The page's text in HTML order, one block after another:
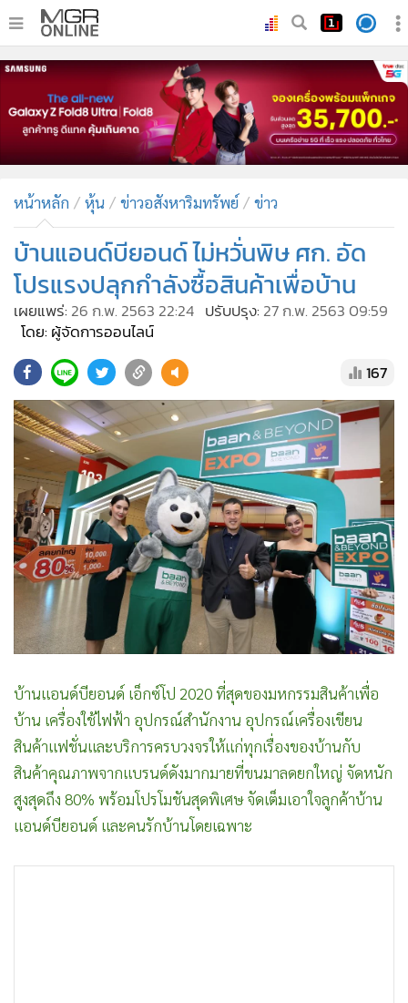
• หน้าหลัก
ทันเหตุการณ์
ภาคใต้
• ภูมิภาค
• บันเทิง
ผู้จัดการรายวัน
• คอลัมนิสต์
• ละคร
CbizReview
• ผู้จัดกวน
• Good health & Well-being
• Green Innovation & SD
• Management & HR
• MGR Live
• Infographic
• การเมือง
• ท่องเที่ยว
กีฬา
• ต่างประเทศ
• เศรษฐกิจ-ธุรกิจ
• จีน
• ชุมชน-คุณภาพชีวิต
• อาชญากรรม
• Motoring
• เกม
หน้าหลัก หุ้น ข่าวอสังหาริมทรัพย์ ข่าว
บ้านแอนด์บียอนด์ ไม่หวั่นพิษ ศก. อัด
โปรแรงปลุกกำลังซื้อสินค้าเพื่อบ้าน
เผยแพร่: 26 ก.พ. 2563 22:24 ปรับปรุง: 27 ก.พ. 2563 09:59
โดย: ผู้จัดการออนไลน์
167
บ้านแอนด์บียอนด์ เอ็กซ์โป 2020 ที่สุดของมหกรรมสินค้าเพื่อ
บ้าน เครื่องใช้ไฟฟ้า อุปกรณ์สำนักงาน อุปกรณ์เครื่องเขียน
สินค้าแฟชั่นและบริการครบวงจรให้แก่ทุกเรื่องของบ้านกับ
สินค้าคุณภาพจากแบรนด์ดังมากมายที่ขนมาลดยกใหญ่ จัดหนัก
สูงสุดถึง 80% พร้อมโปรโมชันสุดพิเศษ จัดเต็มเอาใจลูกค้าบ้าน
แอนด์บียอนด์ และคนรักบ้านโดยเฉพาะ